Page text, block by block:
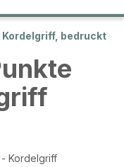
Kordelgriff, bedruckt